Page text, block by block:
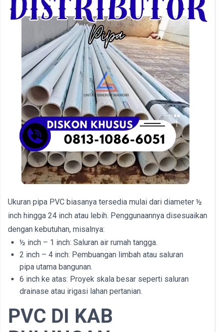
Ukuran pipa PVC biasanya tersedia mulai dari diameter ½
inch hingga 24 inch atau lebih. Penggunaannya disesuaikan
dengan kebutuhan, misalnya:
½ inch – 1 inch: Saluran air rumah tangga.
2 inch – 4 inch: Pembuangan limbah atau saluran
pipa utama bangunan.
6 inch ke atas: Proyek skala besar seperti saluran
drainase atau irigasi lahan pertanian.
PVC DI KAB